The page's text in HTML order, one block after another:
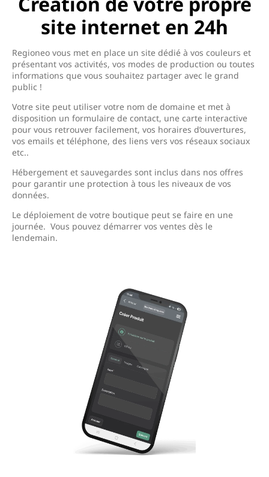
site internet en 24h
Regioneo vous met en place un site dédié à vos couleurs et
présentant vos activités, vos modes de production ou toutes
informations que vous souhaitez partager avec le grand
public !
Votre site peut utiliser votre nom de domaine et met à
disposition un formulaire de contact, une carte interactive
pour vous retrouver facilement, vos horaires d’ouvertures,
vos emails et téléphone, des liens vers vos réseaux sociaux
etc..
Hébergement et sauvegardes sont inclus dans nos offres
pour garantir une protection à tous les niveaux de vos
données.
Le déploiement de votre boutique peut se faire en une
journée. Vous pouvez démarrer vos ventes dès le
lendemain.